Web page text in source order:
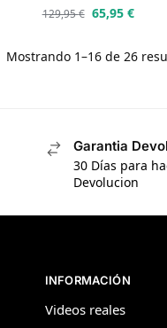
129,95€ 65,95 €
Mostrando 1–16 de 26
Garantia
30 Días para
Devolucion
INFORMACIÓN
Videos reales